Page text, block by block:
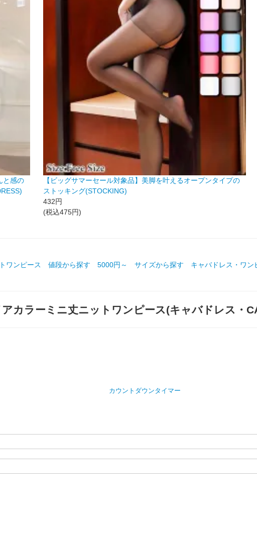
と感の
【ビッグサマーセール対象品】美脚を叶えるオープンタイプの
ストッキング(STOCKING)
432円
(税込475円)
ワンピース 値段から探す 5000円～ サイズから探す
キャバドレス・ワン
カラーミニ丈ニットワンピース(キャバドレス・
カウントダウンタイマー